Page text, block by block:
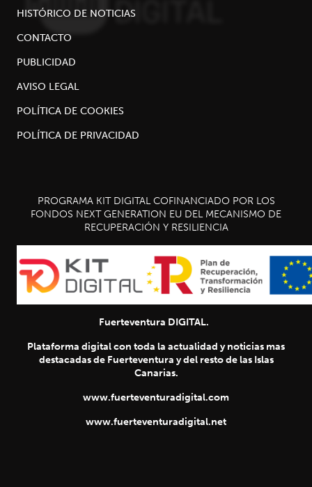
HISTÓRICO DE NOTICIAS
CONTACTO
PUBLICIDAD
AVISO LEGAL
POLÍTICA DE COOKIES
POLÍTICA DE PRIVACIDAD
PROGRAMA KIT DIGITAL COFINANCIADO POR LOS
FONDOS NEXT GENERATION EU DEL MECANISMO DE
RECUPERACIÓN Y RESILIENCIA
Fuerteventura DIGITAL.
Plataforma digital con toda la actualidad y noticias mas
destacadas de Fuerteventura y del resto de las Islas
Canarias.
www.fuerteventuradigital.com
www.fuerteventuradigital.net